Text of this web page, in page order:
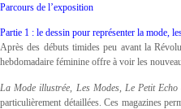
Parcours de l’exposition
Partie 1 : le dessin pour représenter la mode,
Après des débuts timides peu avant la
hebdomadaire féminine offre à voir les
La Mode illustrée, Les Modes, Le Petit
particulièrement détaillées. Ces magazines